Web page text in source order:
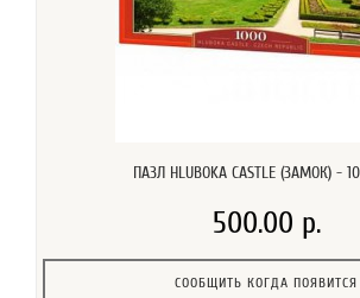
ПАЗЛ HLUBOKA CASTLE (ЗАМОК) -
500.00 р.
СООБЩИТЬ КОГДА ПОЯВИТСЯ